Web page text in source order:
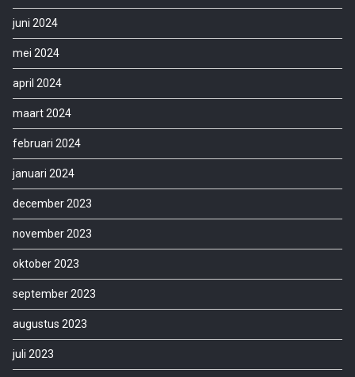
juni 2024
mei 2024
april 2024
maart 2024
februari 2024
januari 2024
december 2023
november 2023
oktober 2023
september 2023
augustus 2023
juli 2023